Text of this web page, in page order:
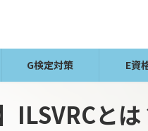
G検定対策 E資
】ILSVRCと